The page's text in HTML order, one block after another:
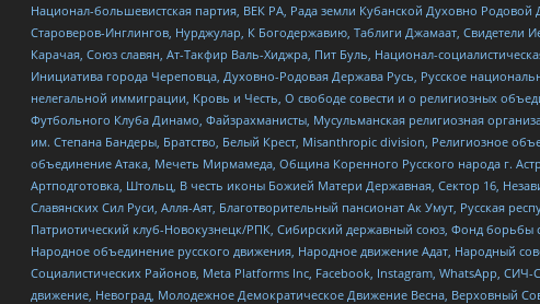
Национал-большевистская партия, ВЕК РА, Рада земли Кубанской Духовно
Староверов-Инглингов, Нурджулар, К Богодержавию, Таблиги Джамаат, Свидетели
Карачая, Союз славян, Ат-Такфир Валь-Хиджра, Пит Буль, Национал-
Инициатива города Череповца, Духовно-Родовая Держава Русь, Русское
нелегальной иммиграции, Кровь и Честь, О свободе совести и о религиозных
Футбольного Клуба Динамо, Файзрахманисты, Мусульманская религиозная
им. Степана Бандеры, Братство, Белый Крест, Misanthropic division, Религиозное
объединение Атака, Мечеть Мирмамеда, Община Коренного Русского народа г.
Артподготовка, Штольц, В честь иконы Божией Матери Державная, Сектор 16,
Славянских Сил Руси, Алля-Аят, Благотворительный пансионат Ак Умут, Русская
Патриотический клуб-Новокузнецк/РПК, Сибирский державный союз, Фонд борьбы
Народное объединение русского движения, Народное движение Адат, Народный
Социалистических Районов, Meta Platforms Inc, Facebook, Instagram, WhatsApp,
движение, Невоград, Молодежное Демократическое Движение Весна, Верховный